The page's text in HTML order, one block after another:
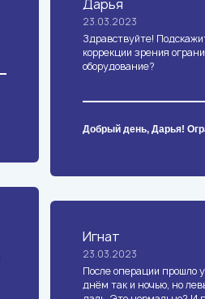
Дарья
23.03.2023
Здравствуйте!
коррекции зрения
оборудование?
Добрый день, Дарья!
Игнат
23.03.2023
После операции прошло
днём так и ночью, но